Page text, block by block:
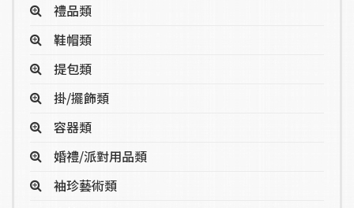
禮品類
鞋帽類
提包類
掛/擺飾類
容器類
婚禮/派對用品類
袖珍藝術類